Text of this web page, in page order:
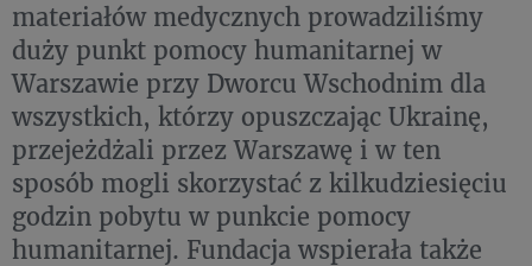
materiałów medycznych prowadziliśmy
duży punkt pomocy humanitarnej w
Warszawie przy Dworcu Wschodnim dla
wszystkich, którzy opuszczając Ukrainę,
przejeżdżali przez Warszawę i w ten
sposób mogli skorzystać z kilkudziesięciu
godzin pobytu w punkcie pomocy
humanitarnej. Fundacja wspierała także